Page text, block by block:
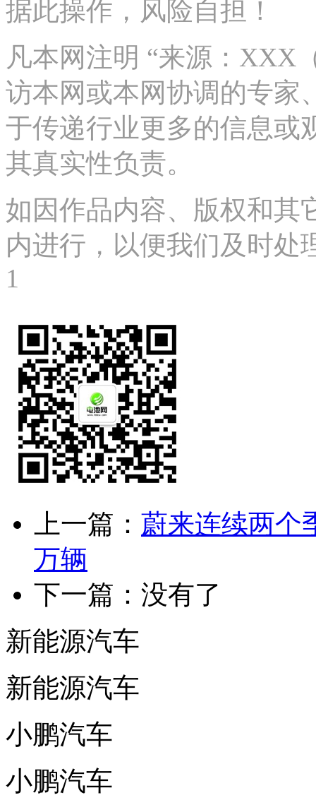
据此操作，风险自担！
凡本网注明 “来源：XXX
访本网或本网协调的专家
于传递行业更多的信息或
其真实性负责。
如因作品内容、版权和其
内进行，以便我们及时处
1
上一篇： 蔚来连续两个
万辆
下一篇：没有了
新能源汽车
新能源汽车
小鹏汽车
小鹏汽车